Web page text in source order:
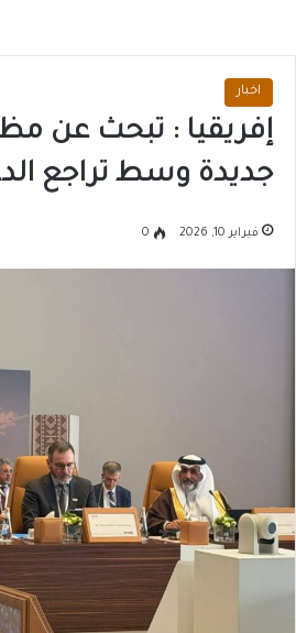
اخبار
إفريقيا : تبحث عن
جديدة وسط تراجع
فبراير 10, 2026 0